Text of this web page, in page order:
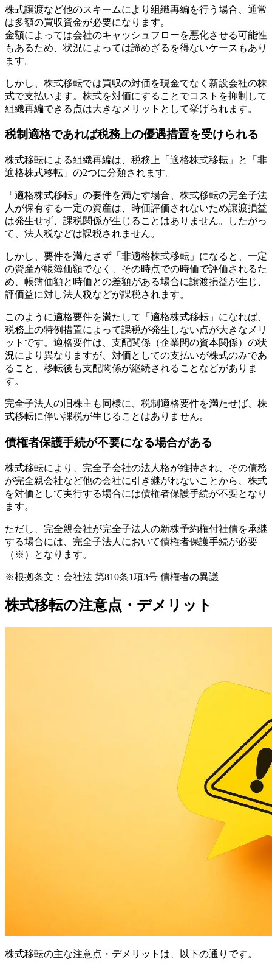
株式譲渡など他のスキームにより組織再編を行う場合、通常
は多額の買収資金が必要になります。
金額によっては会社のキャッシュフローを悪化させる可能性
もあるため、状況によっては諦めざるを得ないケースもあり
ます。
しかし、株式移転では買収の対価を現金でなく新設会社の株
式で支払います。株式を対価にすることでコストを抑制して
組織再編できる点は大きなメリットとして挙げられます。
税制適格であれば税務上の優遇措置を受けられる
株式移転による組織再編は、税務上「適格株式移転」と「非
適格株式移転」の2つに分類されます。
「適格株式移転」の要件を満たす場合、株式移転の完全子法
人が保有する一定の資産は、時価評価されないため譲渡損益
は発生せず、課税関係が生じることはありません。したがっ
て、法人税などは課税されません。
しかし、要件を満たさず「非適格株式移転」になると、一定
の資産が帳簿価額でなく、その時点での時価で評価されるた
め、帳簿価額と時価との差額がある場合に譲渡損益が生じ、
評価益に対し法人税などが課税されます。
このように適格要件を満たして「適格株式移転」になれば、
税務上の特例措置によって課税が発生しない点が大きなメリ
ットです。適格要件は、支配関係（企業間の資本関係）の状
況により異なりますが、対価としての支払いが株式のみであ
ること、移転後も支配関係が継続されることなどがありま
す。
完全子法人の旧株主も同様に、税制適格要件を満たせば、株
式移転に伴い課税が生じることはありません。
債権者保護手続が不要になる場合がある
株式移転により、完全子会社の法人格が維持され、その債務
が完全親会社など他の会社に引き継がれないことから、株式
を対価として実行する場合には債権者保護手続が不要となり
ます。
ただし、完全親会社が完全子法人の新株予約権付社債を承継
する場合には、完全子法人において債権者保護手続が必要
（※）となります。
※根拠条文：会社法 第810条1項3号 債権者の異議
株式移転の注意点・デメリット
株式移転の主な注意点・デメリットは、以下の通りです。